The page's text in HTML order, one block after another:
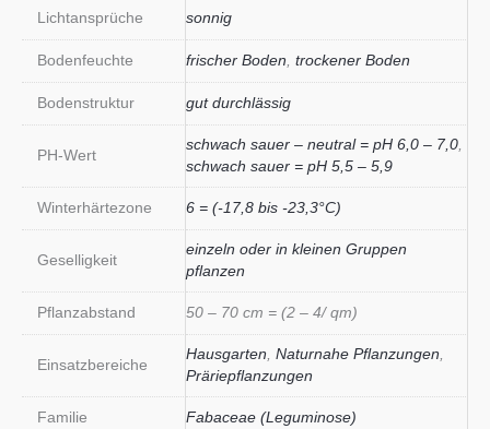
Lichtansprüche sonnig
Bodenfeuchte frischer Boden trockener Boden
Bodenstruktur gut durchlässig
PH-Wert
schwach sauer – neutral = pH 6,0 – 7,0
schwach sauer = pH 5,5 – 5,9
Winterhärtezone 6 = (-17,8 bis -23,3°C)
Geselligkeit
einzeln oder in kleinen Gruppen
pflanzen
Pflanzabstand 50 – 70 cm = (2 – 4/ qm)
Einsatzbereiche
Hausgarten Naturnahe Pflanzungen
Präriepflanzungen
Familie Fabaceae (Leguminose)